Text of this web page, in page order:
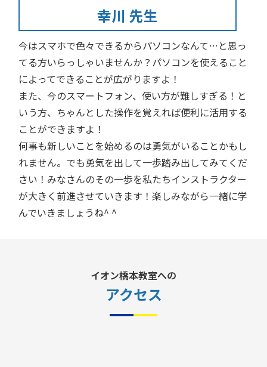
幸川 先生
今はスマホで色々できるからパソコンなんて…と思っ
てる方いらっしゃいませんか？パソコンを使えること
によってできることが広がりますよ！
また、今のスマートフォン、使い方が難しすぎる！と
いう方、ちゃんとした操作を覚えれば便利に活用する
ことができますよ！
何事も新しいことを始めるのは勇気がいることかもし
れません。でも勇気を出して一歩踏み出してみてくだ
さい！みなさんのその一歩を私たちインストラクター
が大きく前進させていきます！楽しみながら一緒に学
んでいきましょうね^ ^
イオン橋本教室への
アクセス